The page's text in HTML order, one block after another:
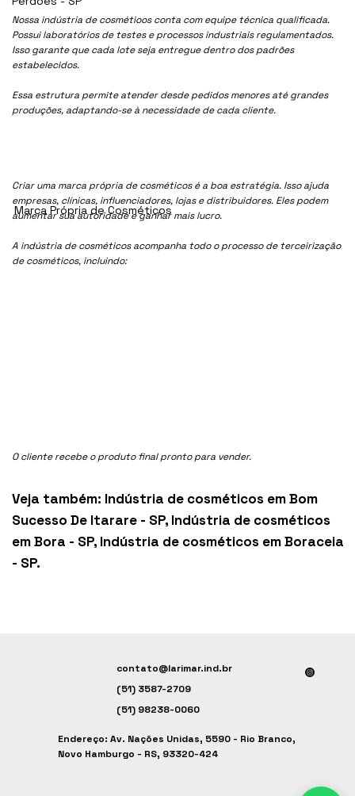
Nossa indústria de cosmétioos conta com equipe técnica qualificada.
Possui laboratórios de testes e processos industriais regulamentados.
Isso garante que cada lote seja entregue dentro dos padrões
estabelecidos.
Essa estrutura permite atender desde pedidos menores até grandes
produções, adaptando-se à necessidade de cada cliente.
Criar uma marca própria de cosméticos é a boa estratégia. Isso ajuda
empresas, clínicas, influenciadores, lojas e distribuidores. Eles podem
aumentar sua autoridade e ganhar mais lucro.
A indústria de cosméticos acompanha todo o processo de terceirização
de cosméticos, incluindo:
O cliente recebe o produto final pronto para vender.
Veja também: Indústria de cosméticos em Bom
Sucesso De Itarare - SP, Indústria de cosméticos
em Bora - SP, Indústria de cosméticos em Boraceia
- SP.
Marca Própria de Cosméticos
contato@larimar.ind.br
(51) 3587-2709
(51) 98238-0060
Endereço: Av. Nações Unidas, 5590 - Rio Branco,
Novo Hamburgo - RS, 93320-424